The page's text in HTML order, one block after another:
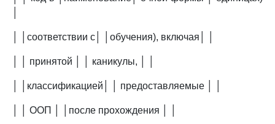
│ │соответствии с│ │обучения), включая│ │
│ │ принятой │ │ каникулы, │ │
│ │классификацией│ │ предоставляемые │ │
│ │ ООП │ │после прохождения │ │